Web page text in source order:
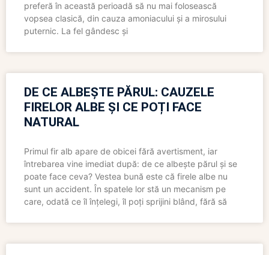
preferă în această perioadă să nu mai folosească
vopsea clasică, din cauza amoniacului și a mirosului
puternic. La fel gândesc și
DE CE ALBEȘTE PĂRUL: CAUZELE
FIRELOR ALBE ȘI CE POȚI FACE
NATURAL
Primul fir alb apare de obicei fără avertisment, iar
întrebarea vine imediat după: de ce albește părul și se
poate face ceva? Vestea bună este că firele albe nu
sunt un accident. În spatele lor stă un mecanism pe
care, odată ce îl înțelegi, îl poți sprijini blând, fără să